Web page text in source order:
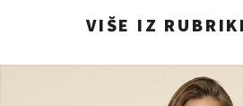
VIŠE IZ